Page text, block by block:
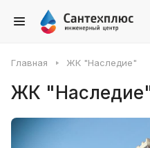
Главная ЖК "Наследие"
ЖК